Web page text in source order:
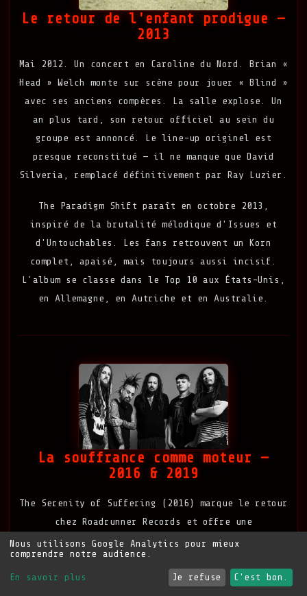
Le retour de l'enfant prodigue —
2013
Mai 2012. Un concert en Caroline du Nord. Brian «
Head » Welch monte sur scène pour jouer « Blind »
avec ses anciens compères. La salle explose. Un
an plus tard, son retour officiel au sein du
groupe est annoncé. Le line-up originel est
presque reconstitué — il ne manque que David
Silveria, remplacé définitivement par Ray Luzier.
The Paradigm Shift paraît en octobre 2013,
inspiré de la brutalité mélodique d'Issues et
d'Untouchables. Les fans retrouvent un Korn
complet, apaisé, mais toujours aussi incisif.
L'album se classe dans le Top 10 aux États-Unis,
en Allemagne, en Autriche et en Australie.
La souffrance comme moteur —
2016 & 2019
The Serenity of Suffering (2016) marque le retour
chez Roadrunner Records et offre une
collaboration remarquée avec Corey Taylor de
Slipknot sur « A Different World ». Korn prouve
qu'après plus de vingt ans de carrière, la
Nous utilisons Google Analytics pour mieux
comprendre notre audience.
En savoir plus Je refuse C'est bon.